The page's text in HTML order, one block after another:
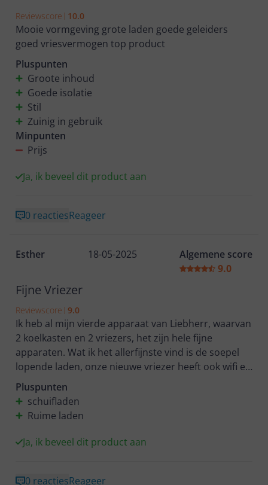
Reviewscore 10.0
Mooie vormgeving grote laden goede geleiders
goed vriesvermogen top product
Pluspunten
Groote inhoud
Goede isolatie
Stil
Zuinig in gebruik
Minpunten
Prijs
Ja, ik beveel dit product aan
0 reactiesReageer
Esther 18-05-2025
Algemene score
9.0
Fijne Vriezer
Reviewscore 9.0
Ik heb al mijn vierde apparaat van Liebherr, waarvan
2 koelkasten en 2 vriezers, het zijn hele fijne
apparaten. Wat ik het allerfijnste vind is de soepel
lopende laden, onze nieuwe vriezer heeft ook wifi en
zo kan ik zien of alles goed blijft gaan. kortom ik ben
heel blij met mijn Liebherr.
Pluspunten
schuifladen
Ruime laden
Ja, ik beveel dit product aan
0 reactiesReageer